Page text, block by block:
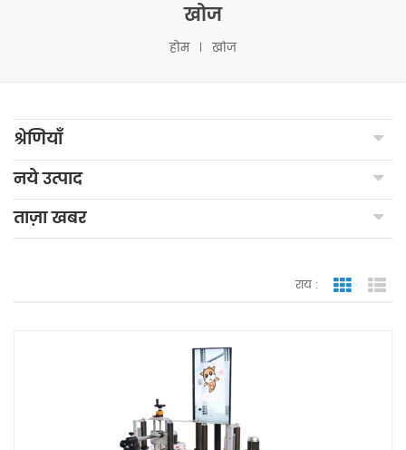
खोज
होम खोज
श्रेणियाँ
नये उत्पाद
ताज़ा खबर
राय : जाली